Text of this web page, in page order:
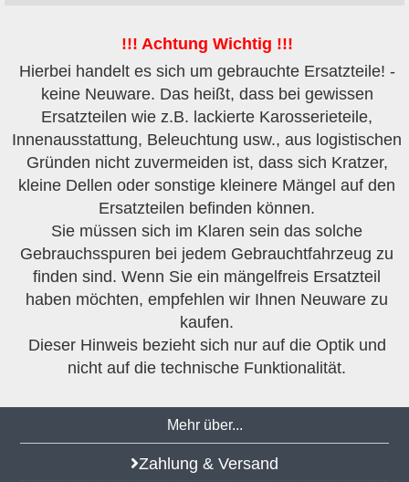
!!! Achtung Wichtig !!!
Hierbei handelt es sich um gebrauchte Ersatzteile! -
keine Neuware. Das heißt, dass bei gewissen
Ersatzteilen wie z.B. lackierte Karosserieteile,
Innenausstattung, Beleuchtung usw., aus logistischen
Gründen nicht zuvermeiden ist, dass sich Kratzer,
kleine Dellen oder sonstige kleinere Mängel auf den
Ersatzteilen befinden können.
Sie müssen sich im Klaren sein das solche
Gebrauchsspuren bei jedem Gebrauchtfahrzeug zu
finden sind. Wenn Sie ein mängelfreis Ersatzteil
haben möchten, empfehlen wir Ihnen Neuware zu
kaufen.
Dieser Hinweis bezieht sich nur auf die Optik und
nicht auf die technische Funktionalität.
Mehr über...
Zahlung & Versand